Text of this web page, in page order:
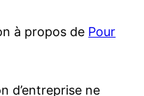
à propos de Pour
d’entreprise ne